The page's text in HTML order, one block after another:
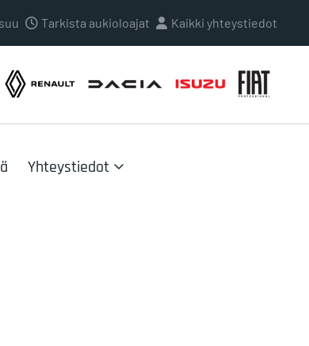
Tarkista aukioloajat Kaikki yhteystiedot
Yhteystiedot